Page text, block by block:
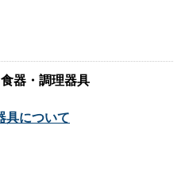
器・調理器具
具について